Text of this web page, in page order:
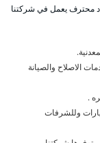
محترف يعمل في شركتنا
الاصلاح والصيانة
.
وللشرفات